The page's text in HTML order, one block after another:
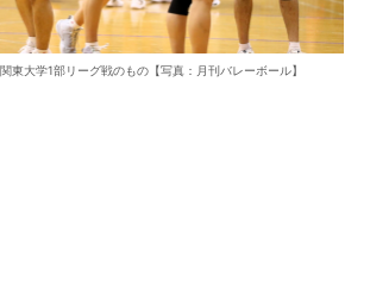
東大学1部リーグ戦のもの【写真：月刊バレーボール】